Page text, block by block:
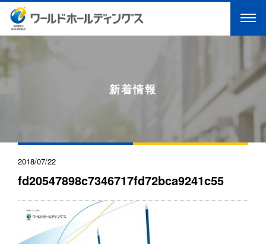
新着情報
2018/07/22
fd20547898c7346717fd72bca9241c55